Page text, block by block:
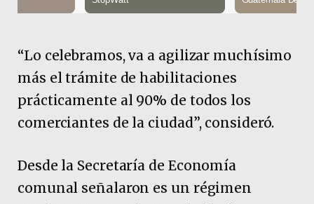
“Lo celebramos, va a agilizar muchísimo
más el trámite de habilitaciones
prácticamente al 90% de todos los
comerciantes de la ciudad”, consideró.
Desde la Secretaría de Economía
comunal señalaron es un régimen